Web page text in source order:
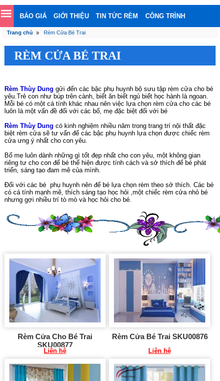
BÁO GIÁ GIỚI THIỆU TIN TỨC RÈM CÔNG TRÌNH
Trang chủ Rèm Cửa Bé Trai
RÈM CỬA BÉ TRAI
Rèm Thùy Dung gửi đến các bậc phụ huynh bộ sưu tập rèm cửa cho bé
yêu.Trẻ con như búp trên cành, biết ăn biết ngủ biết học hành là ngoan.
Mỗi bé có một cá tính khác nhau nên việc lựa chọn rèm cửa cho các bé
luôn là một vấn đề đối với các bố, mẹ đặc biệt đối với bé
Rèm Thùy Dung có kinh nghiệm nhiều năm trong trang trí nội thất đặc
biệt rèm cửa sẽ tư vấn để các bậc phụ huynh lựa chọn được chiếc rèm
cửa ưng ý nhất cho con yêu.
Bố mẹ luôn dành những gì tốt đẹp nhất cho con yêu, một không gian
riêng tư cho con để bé thể hiện được tính cách và sở thích để bé phát
triển, sáng tạo đam mê của mình.
Đối với các bé phụ huynh nên để bé lựa chọn rèm theo sở thích. Các bé
có cá tính mạnh mẽ, thích sáng tạo học hỏi ,một chiếc rèm cửa nhỏ bé
nhưng gợi nhiều trí tò mò và học hỏi cho bé.
Rèm Cửa Cho Bé Trai
SKU00877
Liên hệ
Rèm Cửa Bé Trai SKU00876
Liên hệ